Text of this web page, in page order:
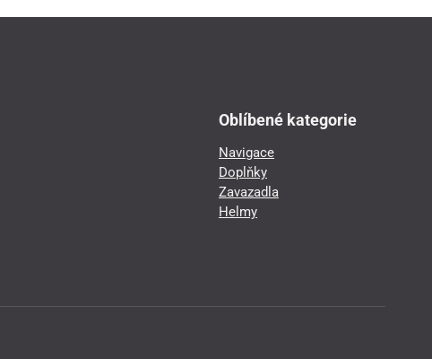
Oblíbené kategorie
Navigace
Doplňky
Zavazadla
Helmy